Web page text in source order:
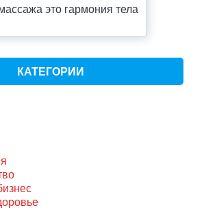
это гармония тела
КАТЕГОРИИ